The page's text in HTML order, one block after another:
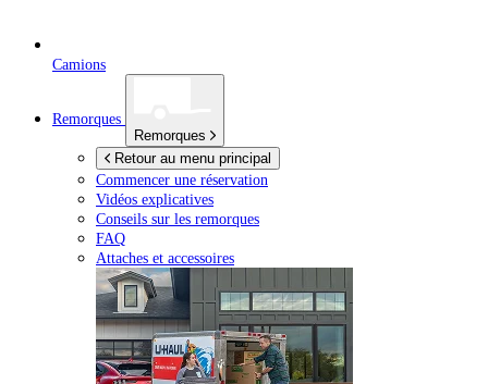
Camions
Remorques
Remorques
Retour au menu principal
Commencer une réservation
Vidéos explicatives
Conseils sur les remorques
FAQ
Attaches et accessoires